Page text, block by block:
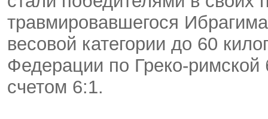
травмировавшегося
весовой категории до 60
Федерации по Греко-
счетом 6:1.